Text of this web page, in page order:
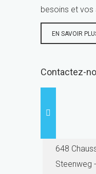
besoins et vos
EN SAVOIR
Contactez-
648
Steenweg